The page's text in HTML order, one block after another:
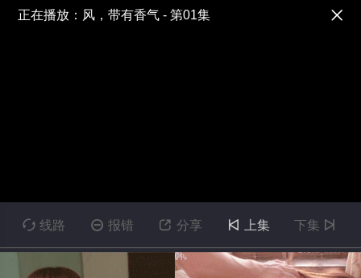

正在播放：风，带有香气 - 第01集
 线路  报错  分享  上集 下集 